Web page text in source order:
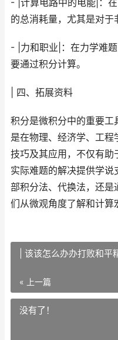
- |计算电路中的电能|：
的总消耗量，尤其是对于
- |力和职业|：在力学难
要通过积分计算。
| 四、拓展资料
积分是微积分中的重要
是在物理、经济学、工
技巧及其应用，不仅有助
实际难题的解决提供学
部积分法、代换法，还
们从微观角度了解和计算
| 该该怎么办办打败和平
« 上一篇
没有了！